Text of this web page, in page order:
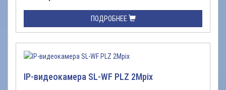
ПОДРОБНЕЕ
IP-видеокамера SL-WF PLZ 2Mpix